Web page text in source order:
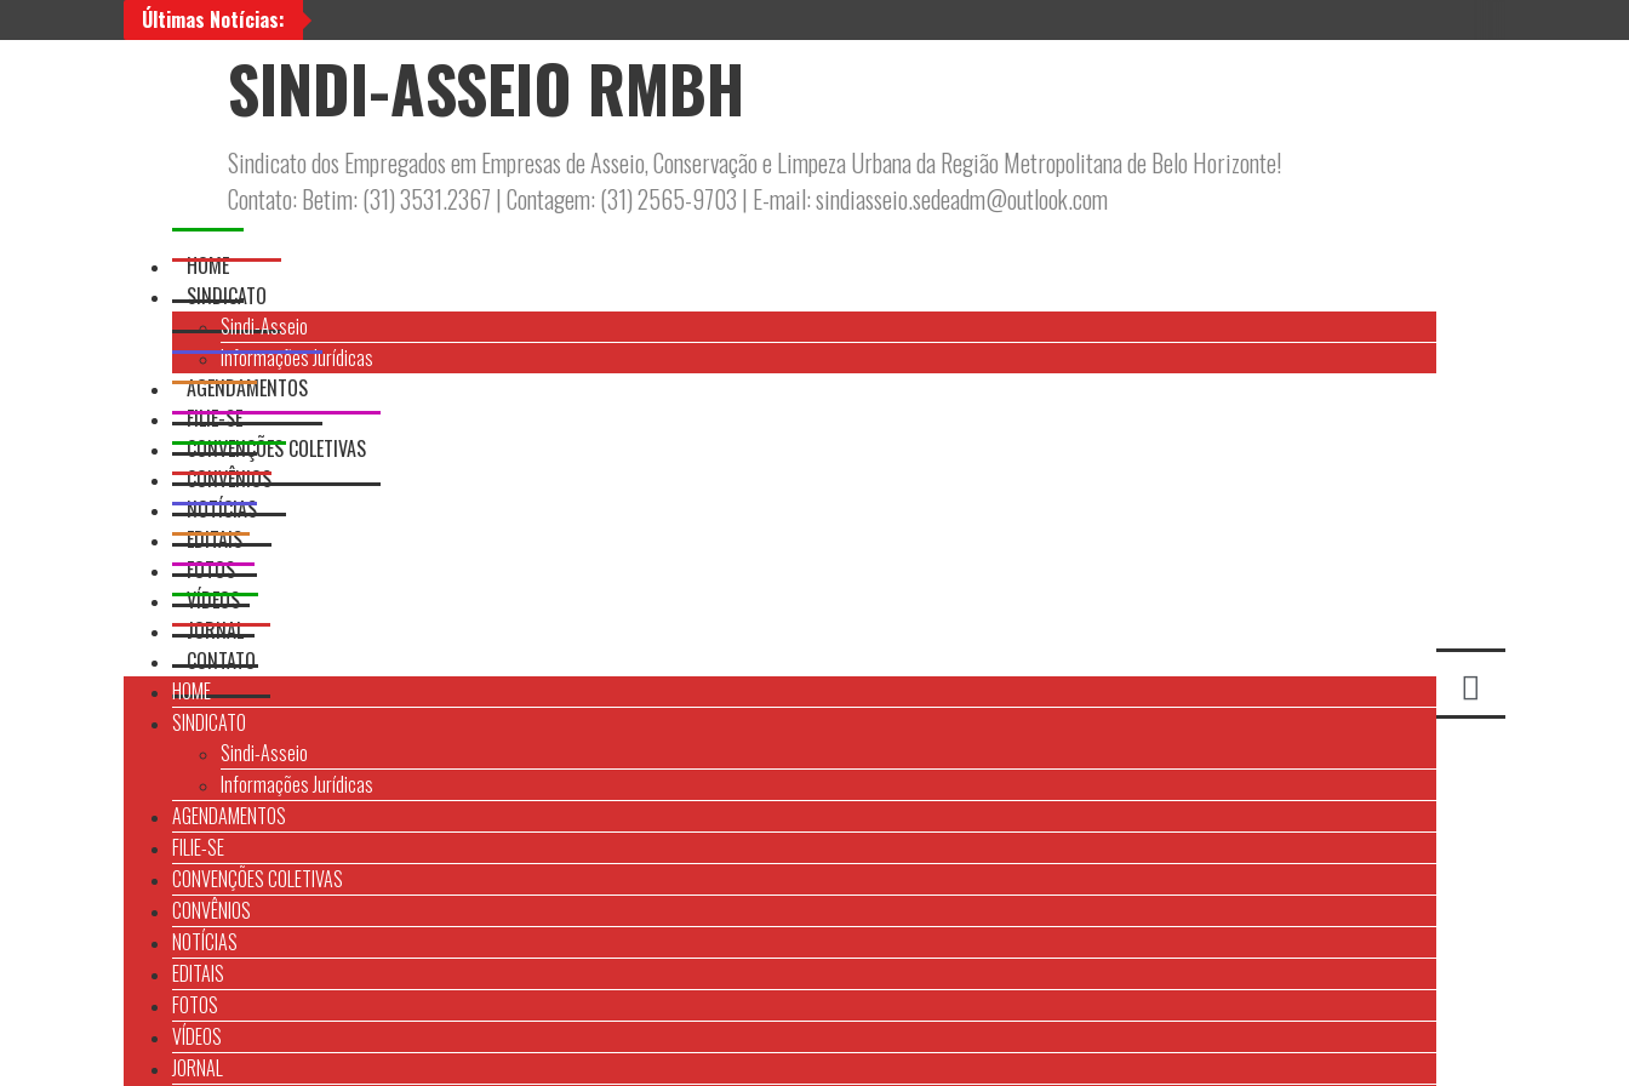
Últimas Notícias:
SINDI-ASSEIO RMBH
Sindicato dos Empregados em Empresas de Asseio, Conservação e Limpeza Urbana da Região Metropolitana de Belo Horizonte!
Contato: Betim: (31) 3531.2367 | Contagem: (31) 2565-9703 | E-mail: sindiasseio.sedeadm@outlook.com
HOME
SINDICATO
Sindi-Asseio
Informações Jurídicas
AGENDAMENTOS
FILIE-SE
CONVENÇÕES COLETIVAS
CONVÊNIOS
NOTÍCIAS
EDITAIS
FOTOS
VÍDEOS
JORNAL
CONTATO
HOME
SINDICATO
Sindi-Asseio
Informações Jurídicas
AGENDAMENTOS
FILIE-SE
CONVENÇÕES COLETIVAS
CONVÊNIOS
NOTÍCIAS
EDITAIS
FOTOS
VÍDEOS
JORNAL